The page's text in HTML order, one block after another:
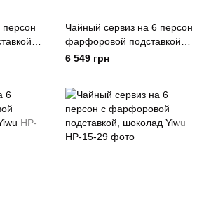
Чайный сервиз на 6 персон
фарфоровой подставкой
Orange Yiwu Оранжевый
6 549 грн